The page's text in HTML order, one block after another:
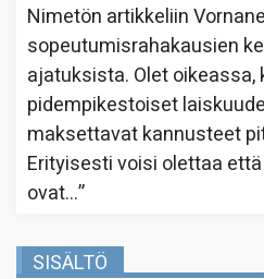
Nimetön artikkeliin
sopeutumisrahakausien
ajatuksista. Olet
pidempikestoiset
maksettavat kannusteet
Erityisesti voisi olettaa
ovat…”
SISÄLTÖ